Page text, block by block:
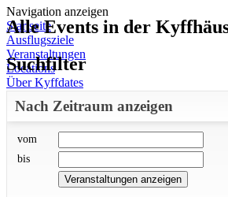
Navigation anzeigen
Startseite
Ausflugsziele
Veranstaltungen
Locations
Über Kyffdates
Alle Events in der
Suchfilter
Nach Zeitraum anzeigen
vom
bis